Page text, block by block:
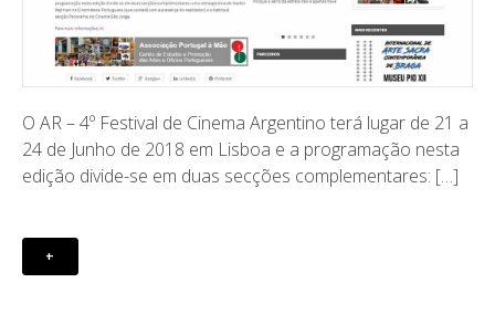
O AR – 4º Festival de Cinema Argentino terá lugar de 21 a
24 de Junho de 2018 em Lisboa e a programação nesta
edição divide-se em duas secções complementares: […]
+